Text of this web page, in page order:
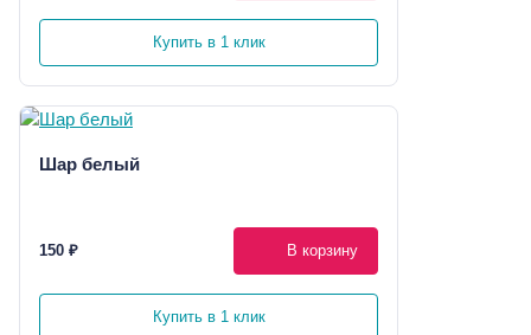
Купить в 1 клик
Шар белый
150 ₽ В корзину
Купить в 1 клик